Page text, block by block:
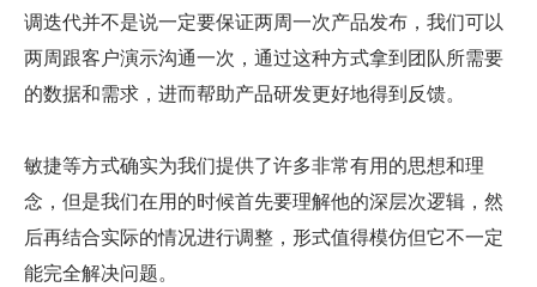
调迭代并不是说一定要保证两周一次产品发布，我们可以
两周跟客户演示沟通一次，通过这种方式拿到团队所需要
的数据和需求，进而帮助产品研发更好地得到反馈。
敏捷等方式确实为我们提供了许多非常有用的思想和理
念，但是我们在用的时候首先要理解他的深层次逻辑，然
后再结合实际的情况进行调整，形式值得模仿但它不一定
能完全解决问题。